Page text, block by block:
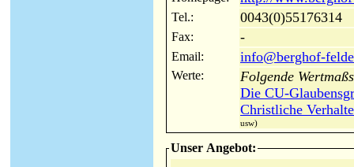
Tel.: 0043(0)55176314
Fax: -
Email: info@berghof-
Werte:
Folgende
Die CU-
Christliche
usw)
Unser Angebot: